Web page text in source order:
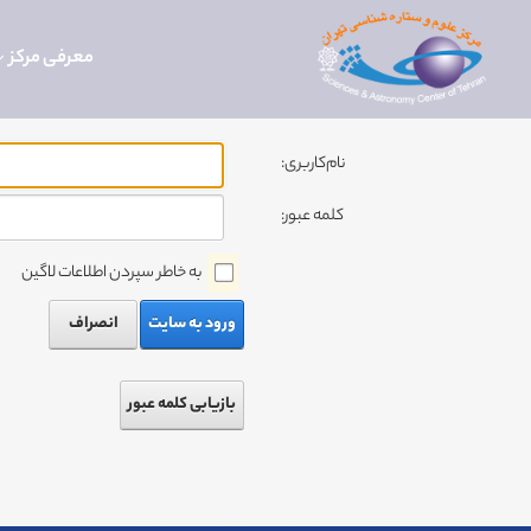
معرفی مرکز
نام‌کاربری:
کلمه عبور:
به خاطر سپردن اطلاعات لاگین
ورود به سایت
انصراف
بازیابی کلمه عبور